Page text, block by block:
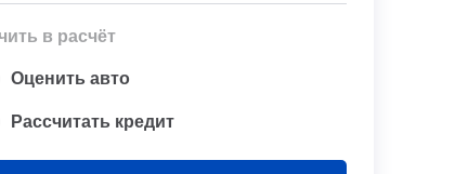
в расчёт
Оценить авто
Рассчитать кредит